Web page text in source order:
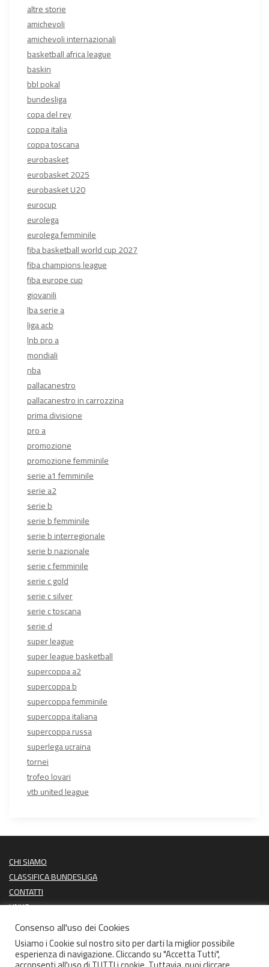
altre storie
amichevoli
amichevoli internazionali
basketball africa league
baskin
bbl pokal
bundesliga
copa del rey
coppa italia
coppa toscana
eurobasket
eurobasket 2025
eurobasket U20
eurocup
eurolega
eurolega femminile
fiba basketball world cup 2027
fiba champions league
fiba europe cup
giovanili
lba serie a
liga acb
lnb pro a
mondiali
nba
pallacanestro
pallacanestro in carrozzina
prima divisione
pro a
promozione
promozione femminile
serie a1 femminile
serie a2
serie b
serie b femminile
serie b interregionale
serie b nazionale
serie c femminile
serie c gold
serie c silver
serie c toscana
serie d
super league
super league basketball
supercoppa a2
supercoppa b
supercoppa femminile
supercoppa italiana
supercoppa russa
superlega ucraina
tornei
trofeo lovari
vtb united league
CHI SIAMO
CLASSIFICA BUNDESLIGA
CONTATTI
LINKS
PROSSIME PARTITE
ULTIMI RISULTATI
Consenso all'uso dei Cookies
Usiamo i Cookie sul nostro sito per darti la miglior possibile
esperienza di navigazione. Cliccando su "Accetta Tutti",